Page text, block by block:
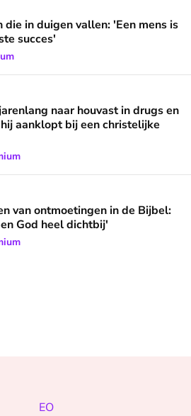
'Een mens is meer dan zijn
die in duigen vallen: 'Een mens is
succes'
houvast in drugs en criminaliteit,
naar houvast in drugs en
aanklopt bij een christelijke
in de Bijbel: 'Deze mensen
van ontmoetingen in de Bijbel:
God heel dichtbij'
EO